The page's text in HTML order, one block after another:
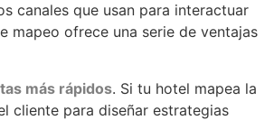
canales que usan para interactuar
mapeo ofrece una serie de ventajas
más rápidos. Si tu hotel mapea la
cliente para diseñar estrategias